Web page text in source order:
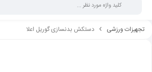
تجهیزات ورزشی دستکش بدنسازی گوریل اعلا